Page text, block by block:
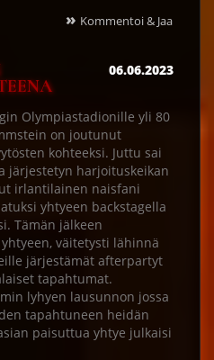
» Kommentoi & Jaa
06.06.2023
Olympiastadionille yli 80
on joutunut
kohteeksi. Juttu sai
järjestetyn harjoituskeikan
irlantilainen naisfani
yhtyeen backstagella
Tämän jälkeen
väitetysti lähinnä
järjestämät afterpartyt
tapahtumat.
lyhyen lausunnon jossa
tapahtuneen heidän
paisuttua yhtye julkaisi